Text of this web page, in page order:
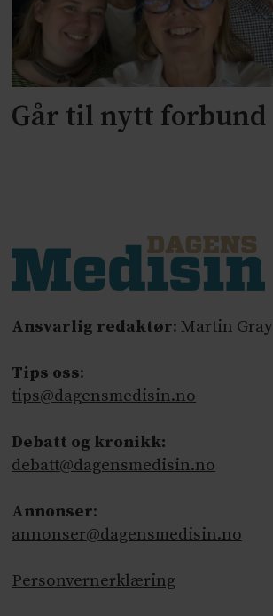
Går til nytt forbund
Ansvarlig redaktør: Martin Gray
Tips oss:
tips@dagensmedisin.no
Debatt og kronikk:
debatt@dagensmedisin.no
Annonser:
annonser@dagensmedisin.no
Personvernerklæring